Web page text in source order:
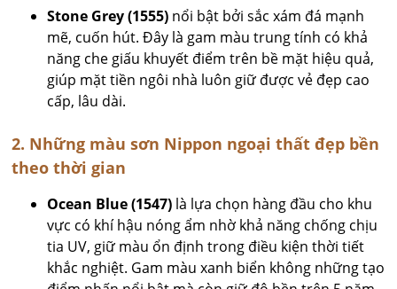
Stone Grey (1555) nổi bật bởi sắc xám đá mạnh
mẽ, cuốn hút. Đây là gam màu trung tính có khả
năng che giấu khuyết điểm trên bề mặt hiệu quả,
giúp mặt tiền ngôi nhà luôn giữ được vẻ đẹp cao
cấp, lâu dài.
2. Những màu sơn Nippon ngoại thất đẹp bền
theo thời gian
Ocean Blue (1547) là lựa chọn hàng đầu cho khu
vực có khí hậu nóng ẩm nhờ khả năng chống chịu
tia UV, giữ màu ổn định trong điều kiện thời tiết
khắc nghiệt. Gam màu xanh biển không những tạo